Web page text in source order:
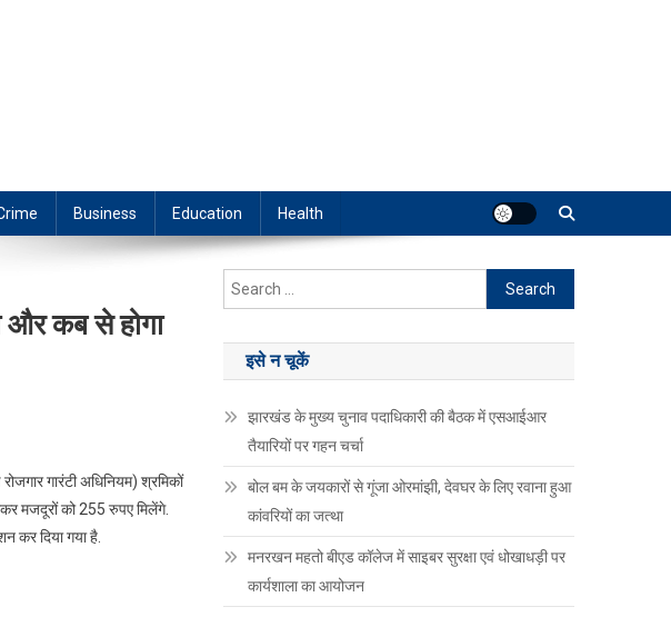
Business Education Health
और कब से होगा
गारंटी अधिनियम) श्रमिकों
मजदूरों को 255 रुपए मिलेंगे.
कर दिया गया है.
Search
for:
इसे न चूकें
झारखंड के मुख्य चुनाव पदाधिकारी की बैठक में एसआईआर
तैयारियों पर गहन चर्चा
बोल बम के जयकारों से गूंजा ओरमांझी, देवघर के लिए रवाना हुआ
कांवरियों का जत्था
मनरखन महतो बीएड कॉलेज में साइबर सुरक्षा एवं धोखाधड़ी पर
कार्यशाला का आयोजन